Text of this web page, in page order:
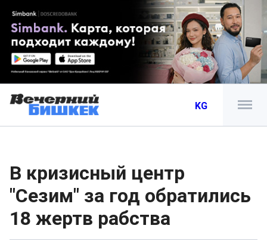
KG
В кризисный центр
"Сезим" за год обратились
18 жертв рабства